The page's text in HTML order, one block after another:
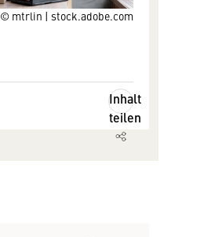
© mtrlin | stock.adobe.com
Inhalt
teilen